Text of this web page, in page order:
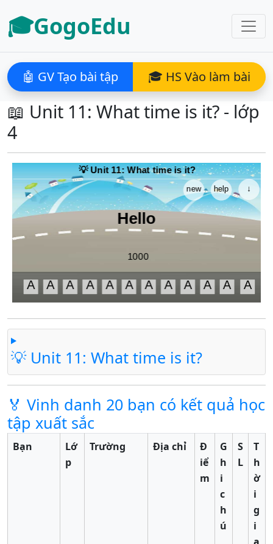
🎓GogoEdu
🤖 GV Tạo bài tập 🎓 HS Vào làm bài
📖 Unit 11: What time is it? - lớp
4
💡 Unit 11: What time is it?
🏅 Vinh danh 20 bạn có kết quả học
tập xuất sắc
Bạn
Lớ
p
Trường Địa chỉ
Đ
iể
m
G
h
i
c
h
ú
S
L
T
h
ờ
i
g
i